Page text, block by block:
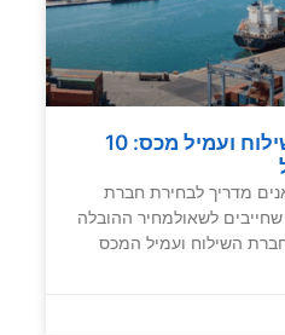
מדריך לבחירת חברת שילוח ועמיל מכס: 10
מדריך לבחירת חברת
מכס: 10 שאלות שחייבים לשאולמחיר ההובלה
השילוח ועמיל המכס